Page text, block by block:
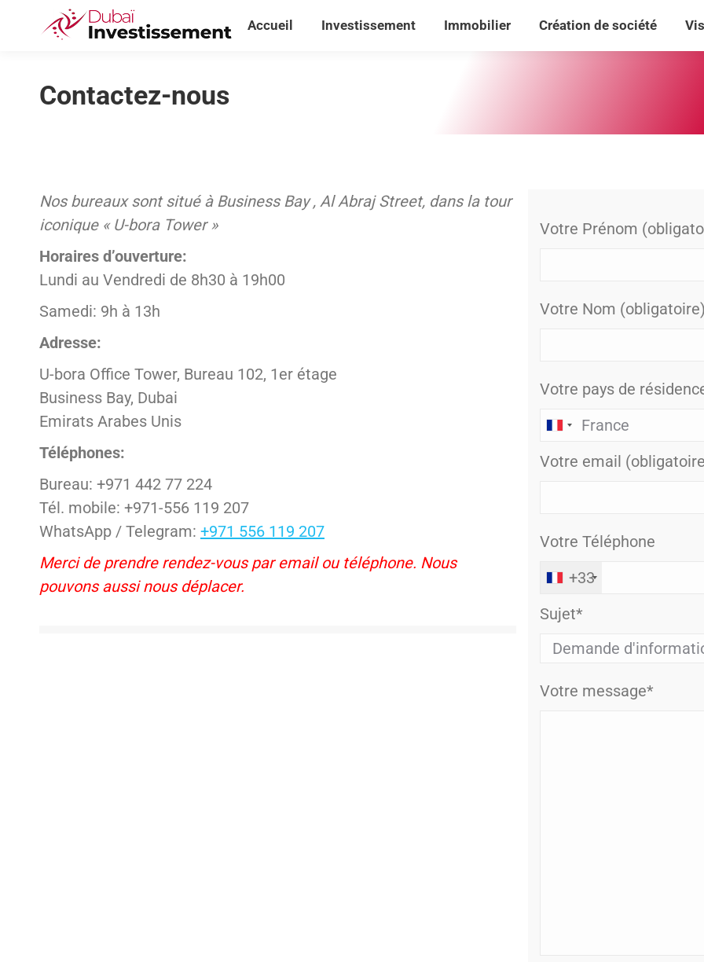
Accueil Investissement Immobilier Création de société
Contactez-nous
Nos bureaux sont situé à Business Bay , Al Abraj Street, dans la tour
iconique « U-bora Tower »
Horaires d’ouverture:
Lundi au Vendredi de 8h30 à 19h00
Samedi: 9h à 13h
Adresse:
U-bora Office Tower, Bureau 102, 1er étage
Business Bay, Dubai
Emirats Arabes Unis
Téléphones:
Bureau: +971 442 77 224
Tél. mobile: +971-556 119 207
WhatsApp / Telegram: +971 556 119 207
Merci de prendre rendez-vous par email ou téléphone. Nous
pouvons aussi nous déplacer.
Votre Prénom
Votre Nom
Votre pays de
Votre email
Votre Téléphone
+33
Sujet*
Votre message*
Accueil Investissement Immobilier Création de société